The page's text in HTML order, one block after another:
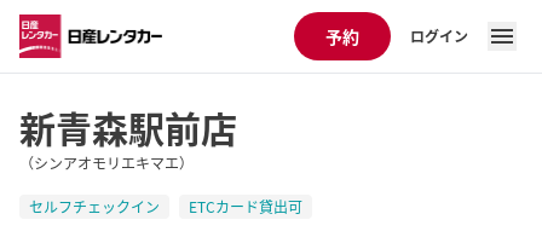
予約 ログイン
新青森駅前店
（シンアオモリエキマエ）
セルフチェックイン ETCカード貸出可